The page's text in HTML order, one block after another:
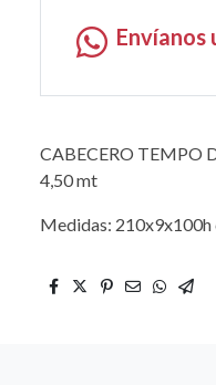
Envíanos
CABECERO TEMPO
4,50 mt
Medidas: 210x9x100h